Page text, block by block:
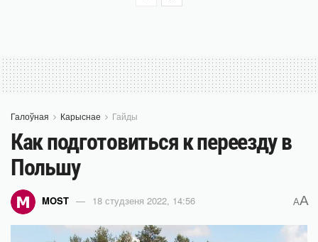
Галоўная Карыснае Гайды
Как подготовиться к переезду в
Польшу
MOST 18 студзеня 2022, 14:56 AA